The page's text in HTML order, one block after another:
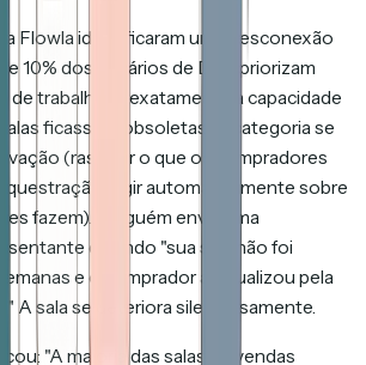
Flowla identificaram uma desconexão
10% dos usuários de DSR priorizam
de trabalho — exatamente a capacidade
ficassem obsoletas. A categoria se
(rastrear o que os compradores
(agir automaticamente sobre
fazem). Ninguém envia uma
dizendo "sua sala não foi
e o comprador a visualizou pela
A sala se deteriora silenciosamente.
"A maioria das salas de vendas